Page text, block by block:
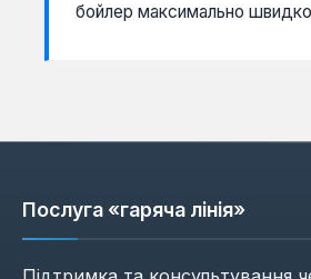
бойлер максимально
Послуга «гаряча лінія»